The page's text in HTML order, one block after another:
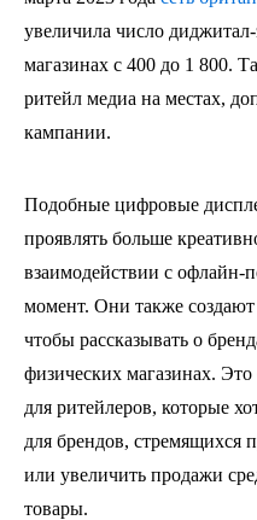
увеличила число
магазинах с 400 до 1 800.
ритейл медиа на местах,
кампании.
Подобные цифровые
проявлять больше
взаимодействии с офлайн-
момент. Они также
чтобы рассказывать о
физических магазинах.
для ритейлеров, которые
для брендов, стремящихся
или увеличить продажи
товары.